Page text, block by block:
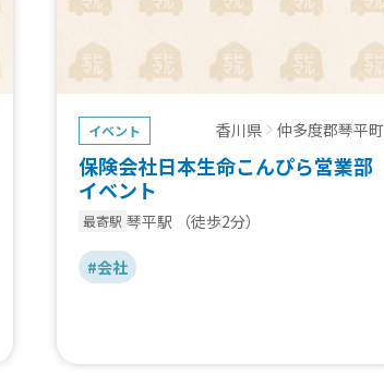
イベント 香川県 仲多度郡琴平町
保険会社日本生命こんぴら営業部
イベント
最寄駅 琴平駅 （徒歩2分）
#会社